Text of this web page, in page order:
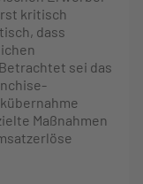
kritisch
dass
sei das
Maßnahmen